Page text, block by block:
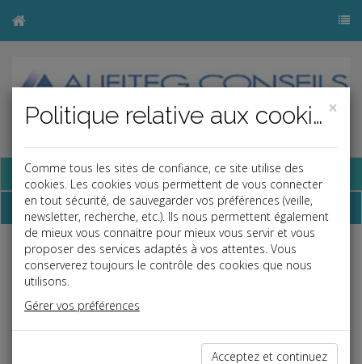
Base documentaire
Dépêches
Liste des dernières dépêches
Social
PROTECTION SOCIALE COMPLÉMENTAIRE : EMPLOYEUR
×
Politique relative aux cookies
Comme tous les sites de confiance, ce site utilise des
cookies. Les cookies vous permettent de vous connecter
en tout sécurité, de sauvegarder vos préférences (veille,
newsletter, recherche, etc.). Ils nous permettent également
de mieux vous connaitre pour mieux vous servir et vous
proposer des services adaptés à vos attentes. Vous
conserverez toujours le contrôle des cookies que nous
utilisons.
Gérer vos préférences
Acceptez et continuez